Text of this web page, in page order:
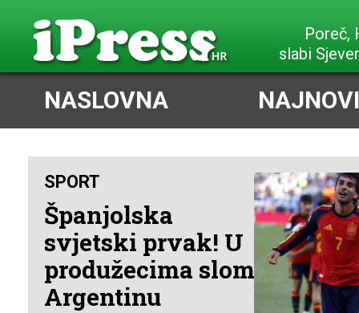
Poreč,
slabi
NASLOVNA
SPORT
Španjolska
svjetski prvak! U
produžecima slomila
Argentinu